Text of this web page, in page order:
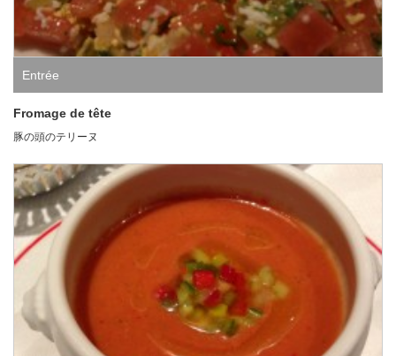
Entrée
Fromage de tête
豚の頭のテリーヌ